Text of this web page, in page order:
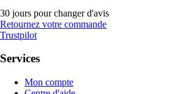
30 jours pour changer d'avis
Retournez votre commande
Trustpilot
Services
Mon compte